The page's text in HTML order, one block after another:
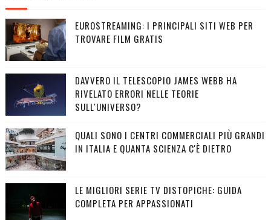
EUROSTREAMING: I PRINCIPALI SITI WEB PER
TROVARE FILM GRATIS
DAVVERO IL TELESCOPIO JAMES WEBB HA
RIVELATO ERRORI NELLE TEORIE
SULL'UNIVERSO?
QUALI SONO I CENTRI COMMERCIALI PIÙ GRANDI
IN ITALIA E QUANTA SCIENZA C'È DIETRO
LE MIGLIORI SERIE TV DISTOPICHE: GUIDA
COMPLETA PER APPASSIONATI